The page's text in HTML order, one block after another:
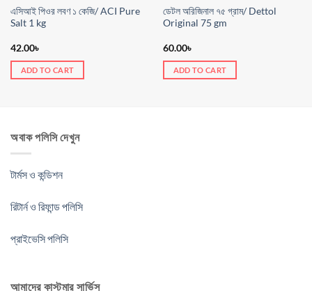
এসিআই পিওর লবণ ১ কেজি/ ACI Pure
Salt 1 kg
42.00৳
ADD TO CART
ডেটল অরিজিনাল ৭৫ গ্রাম/ Dettol
Original 75 gm
60.00৳
ADD TO CART
অবাক পলিসি দেখুন
টার্মস ও কন্ডিশন
রিটার্ন ও রিফান্ড পলিসি
প্রাইভেসি পলিসি
আমাদের কাস্টমার সার্ভিস